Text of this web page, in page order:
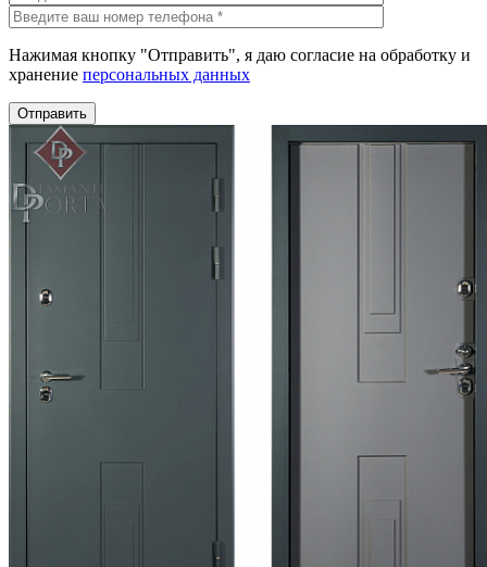
Нажимая кнопку "Отправить", я даю согласие на обработку и
хранение персональных данных
Отправить